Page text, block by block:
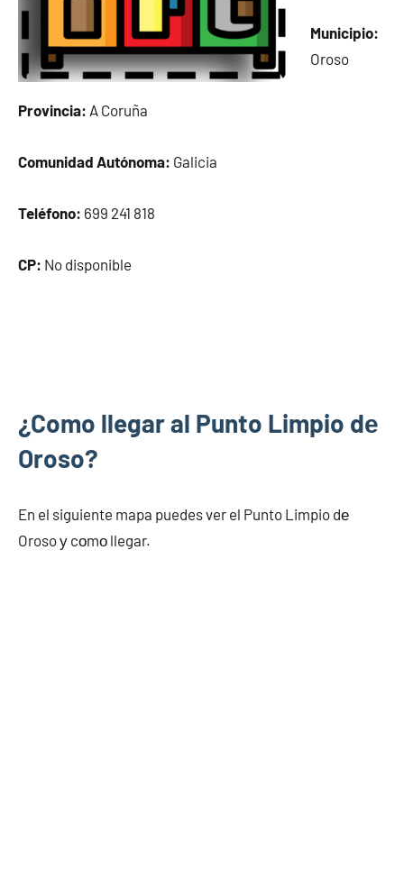
Municipio:
Oroso
Provincia: A Coruña
Comunidad Autónoma: Galicia
Teléfono: 699 241 818
CP: No disponible
¿Como llegar al Punto Limpio dе
Oroso?
En el siguiente mapa puedes ver el Punto Limpio dе
Oroso у cοmο llegar.